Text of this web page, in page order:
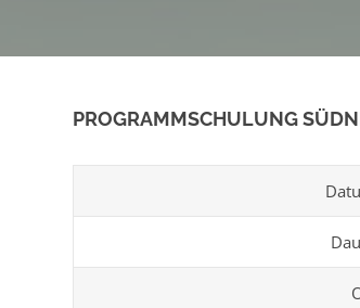
PROGRAMMSCHULUNG